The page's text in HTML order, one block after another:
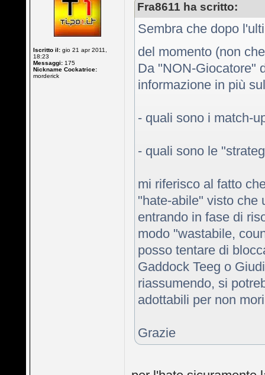
Iscritto il: gio 21 apr 2011,
18:23
Messaggi: 175
Nickname Cockatrice:
morderick
Fra8611 ha scritto:
Sembra che dopo
del momento (non
Da "NON-Giocatore"
informazione in più
- quali sono i match-
- quali sono le
mi riferisco al fatto
"hate-abile" visto che
entrando in fase di
modo "wastabile,
posso tentare di
Gaddock Teeg o
riassumendo, si
adottabili per non
Grazie